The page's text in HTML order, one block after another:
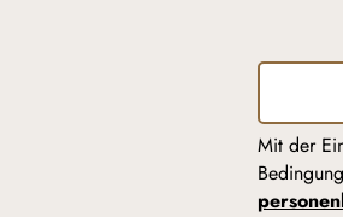
Mit der